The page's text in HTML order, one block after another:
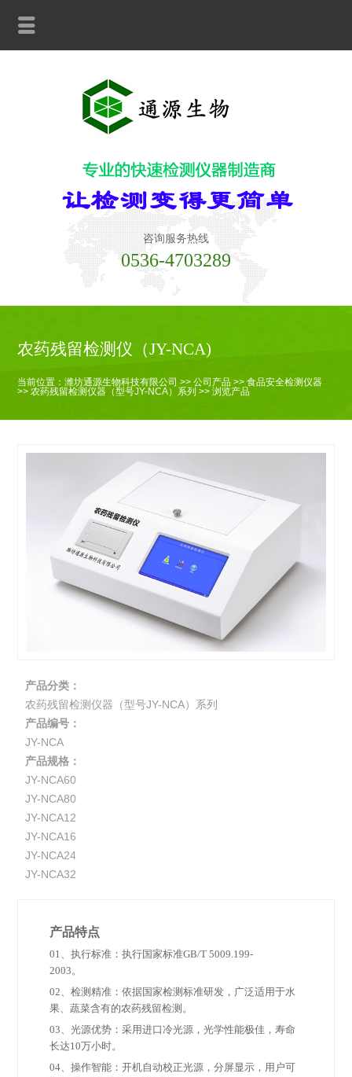
咨询服务热线
0536-4703289
农药残留检测仪（JY-NCA)
当前位置：潍坊通源生物科技有限公司 >>公司产品 >>食品安全检测仪器
>>农药残留检测仪器（型号JY-NCA）系列 >> 浏览产品
产品分类：
农药残留检测仪器（型号JY-NCA）系列
产品编号：
JY-NCA
产品规格：
JY-NCA60
JY-NCA80
JY-NCA12
JY-NCA16
JY-NCA24
JY-NCA32
产品特点
01、执行标准：执行国家标准GB/T 5009.199-
2003。
02、检测精准：依据国家检测标准研发，广泛适用于水
果、蔬菜含有的农药残留检测。
03、光源优势：采用进口冷光源，光学性能极佳，寿命
长达10万小时。
04、操作智能：开机自动校正光源，分屏显示，用户可